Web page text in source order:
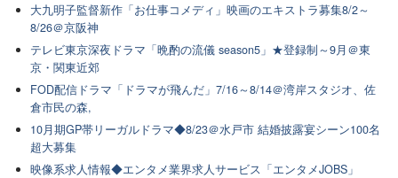
大九明子監督新作「お仕事コメディ」映画のエキストラ募集8/2～
8/26＠京阪神
テレビ東京深夜ドラマ「晩酌の流儀 season5」★登録制～9月＠東
京・関東近郊
FOD配信ドラマ「ドラマが飛んだ」7/16～8/14＠湾岸スタジオ、佐
倉市民の森,
10月期GP帯リーガルドラマ◆8/23＠水戸市 結婚披露宴シーン100名
超大募集
映像系求人情報◆エンタメ業界求人サービス「エンタメJOBS」